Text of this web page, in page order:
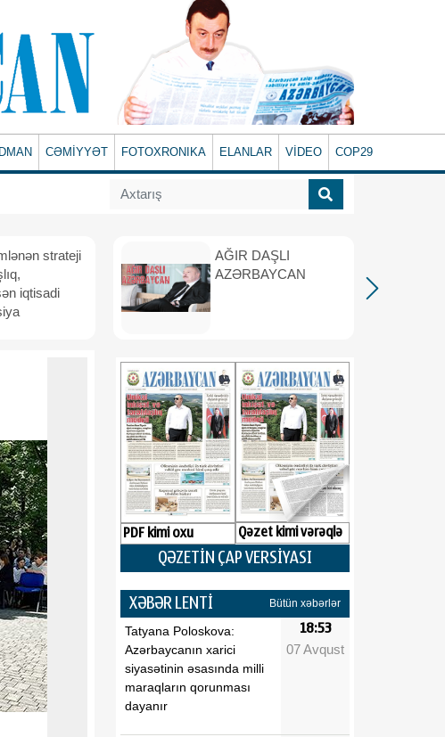
İDMAN CƏMİYYƏT FOTOXRONIKA ELANLAR VİDEO COP29
strateji
iqtisadi
AĞIR DAŞLI
AZƏRBAYCAN
PDF kimi oxu Qəzet kimi vərəqlə
QƏZETİN ÇAP VERSİYASI
XƏBƏR LENTİ Bütün xəbərlər
Tatyana Poloskova:
Azərbaycanın xarici
siyasətinin əsasında milli
maraqların qorunması
dayanır
18:53
07 Avqust